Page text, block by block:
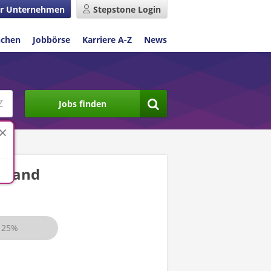
Unternehmen Stepstone Login
Jobbörse Karriere A-Z News
Jobs finden
25%